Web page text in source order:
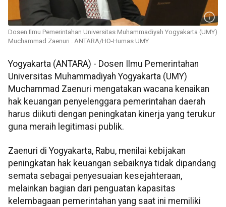
Dosen Ilmu Pemerintahan Universitas Muhammadiyah Yogyakarta (UMY)
Muchammad Zaenuri . ANTARA/HO-Humas UMY
Yogyakarta (ANTARA) - Dosen Ilmu Pemerintahan
Universitas Muhammadiyah Yogyakarta (UMY)
Muchammad Zaenuri mengatakan wacana kenaikan
hak keuangan penyelenggara pemerintahan daerah
harus diikuti dengan peningkatan kinerja yang terukur
guna meraih legitimasi publik.
Zaenuri di Yogyakarta, Rabu, menilai kebijakan
peningkatan hak keuangan sebaiknya tidak dipandang
semata sebagai penyesuaian kesejahteraan,
melainkan bagian dari penguatan kapasitas
kelembagaan pemerintahan yang saat ini memiliki